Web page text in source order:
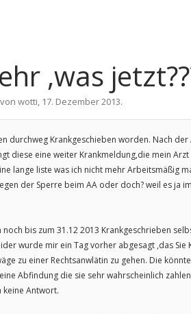
,was
wotti, 17. Dezember 2013.
durchweg Krankgeschieben worden. Nach
diese eine weiter Krankmeldung,die mein
lange liste was ich nicht mehr Arbeitsmäßig
der Sperre beim AA oder doch? weil es ja
noch bis zum 31.12 2013 Krankgeschrieben
wurde mir ein Tag vorher abgesagt ,das
zu einer Rechtsanwlätin zu gehen. Die
Abfindung die sie sehr wahrscheinlich
Antwort.